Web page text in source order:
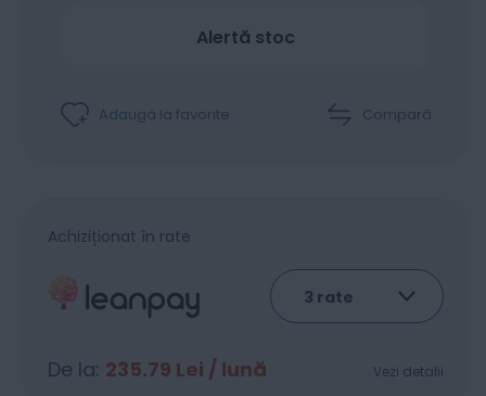
Alertă stoc
Adaugă la favorite Compară
Achiziționat în rate
De la: 235.79 Lei / lună Vezi detalii